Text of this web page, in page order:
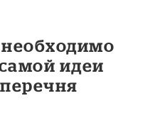
идеи